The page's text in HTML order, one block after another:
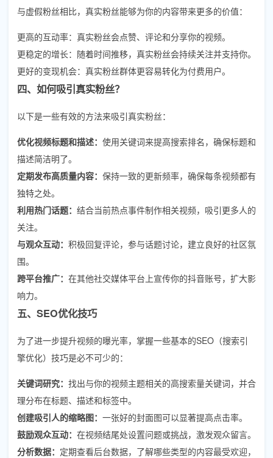
与虚假粉丝相比，真实粉丝能够为你的内容带来更多的价值：
更高的互动率：真实粉丝会点赞、评论和分享你的视频。
更稳定的增长：随着时间推移，真实粉丝会持续关注并支持你。
更好的变现机会：真实粉丝群体更容易转化为付费用户。
四、如何吸引真实粉丝？
以下是一些有效的方法来吸引真实粉丝：
优化视频标题和描述： 使用关键词来提高搜索排名，确保标题和
描述简洁明了。
定期发布高质量内容： 保持一致的更新频率，确保每条视频都有
独特之处。
利用热门话题： 结合当前热点事件制作相关视频，吸引更多人的
关注。
与观众互动： 积极回复评论，参与话题讨论，建立良好的社区氛
围。
跨平台推广： 在其他社交媒体平台上宣传你的抖音账号，扩大影
响力。
五、SEO优化技巧
为了进一步提升视频的曝光率，掌握一些基本的SEO（搜索引
擎优化）技巧是必不可少的：
关键词研究： 找出与你的视频主题相关的高搜索量关键词，并合
理分布在标题、描述和标签中。
创建吸引人的缩略图： 一张好的封面图可以显著提高点击率。
鼓励观众互动： 在视频结尾处设置问题或挑战，激发观众留言。
分析数据： 定期查看后台数据，了解哪些类型的内容最受欢迎，